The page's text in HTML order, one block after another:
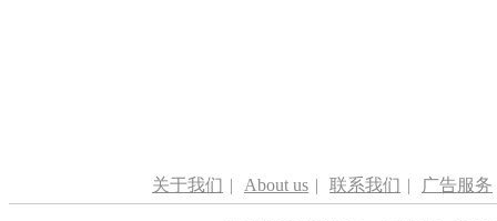
关于我们 | About us | 联系我们 | 广告服务